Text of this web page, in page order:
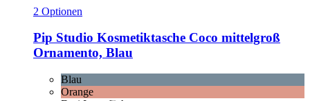
2 Optionen
Pip Studio Kosmetiktasche Coco mittelgroß
Ornamento, Blau
Blau
Orange